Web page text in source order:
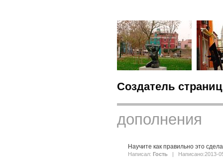
Создатель
дополнения
Научите как правильно это
Написал: Гость | Написано:2013-